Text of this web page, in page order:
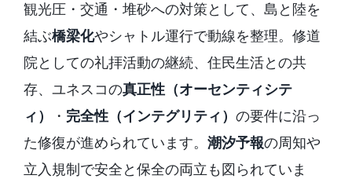
観光圧・交通・堆砂への対策として、島と陸を
結ぶ橋梁化やシャトル運行で動線を整理。修道
院としての礼拝活動の継続、住民生活との共
存、ユネスコの真正性（オーセンティシテ
ィ）
・ 完全性（インテグリティ） の要件に沿っ
た修復が進められています。 潮汐予報の周知や
立入規制で安全と保全の両立も図られていま